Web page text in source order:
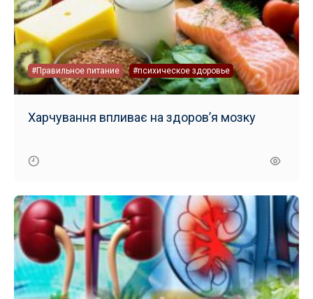
#Правильное питание #психическое здоровье
Харчування впливає на здоров’я мозку